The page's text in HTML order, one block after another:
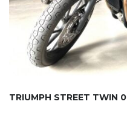
TRIUMPH STREET TWIN 0